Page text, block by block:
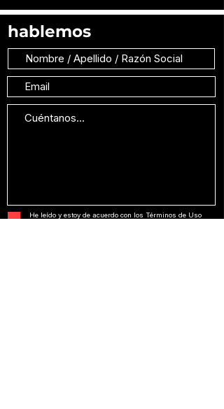
hablemos
He leído y estoy de acuerdo con los Términos de Uso
y la Política de Privacidad. Ver Términos de Uso.